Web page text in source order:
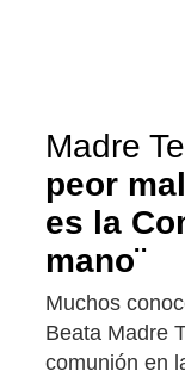
Madre
peor
es la
mano¨
Muchos
Beata Madre
comunión en